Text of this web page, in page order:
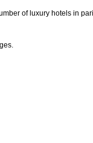
of luxury hotels in